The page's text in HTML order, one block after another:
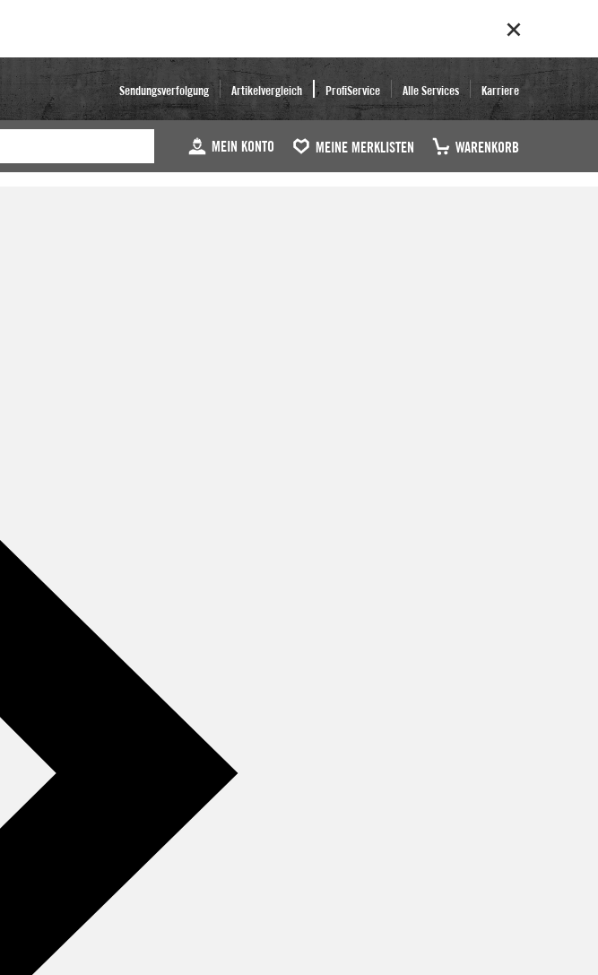
Sendungsverfolgung Artikelvergleich ProfiService Alle Services Karriere
MEIN KONTO MEINE MERKLISTEN WARENKORB